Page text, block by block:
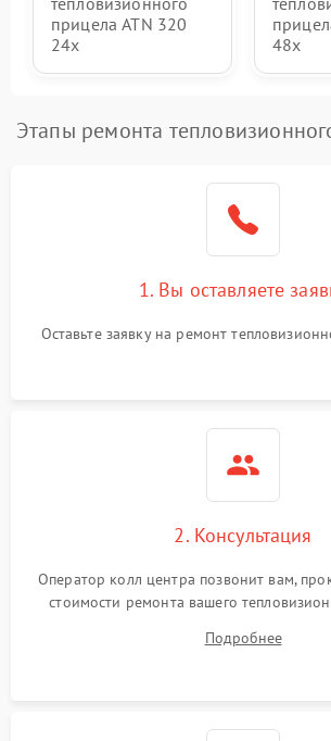
прицела ATN 320
24x
48x
Этапы ремонта
1. Вы оставляете
Оставьте заявку на ремонт
2. Консультация
Оператор колл центра позвонит вам,
стоимости ремонта вашего
Подробнее